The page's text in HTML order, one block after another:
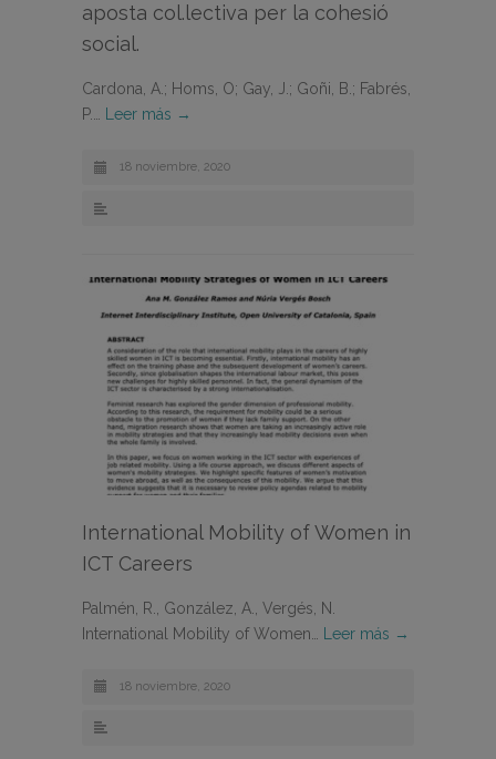
aposta col.lectiva per la cohesió
social.
Cardona, A.; Homs, O; Gay, J.; Goñi, B.; Fabrés,
P.… Leer más →
18 noviembre, 2020
International Mobility of Women in
ICT Careers
Palmén, R., González, A., Vergés, N.
International Mobility of Women… Leer más →
18 noviembre, 2020